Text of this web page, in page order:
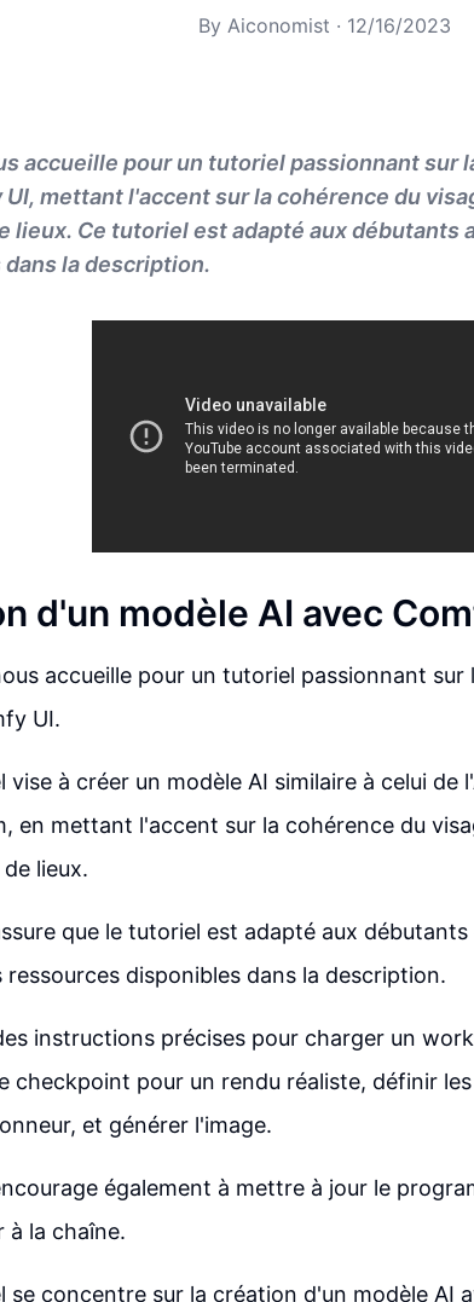
By Aiconomist · 12/16/2023
accueille pour un tutoriel passionnant sur
UI, mettant l'accent sur la cohérence du
lieux. Ce tutoriel est adapté aux débutants
la description.
d'un modèle AI avec
accueille pour un tutoriel passionnant
UI.
vise à créer un modèle AI similaire à celui de
en mettant l'accent sur la cohérence du
lieux.
que le tutoriel est adapté aux
ressources disponibles dans la description.
instructions précises pour charger un
checkpoint pour un rendu réaliste, définir
et générer l'image.
également à mettre à jour le
à la chaîne.
se concentre sur la création d'un modèle AI